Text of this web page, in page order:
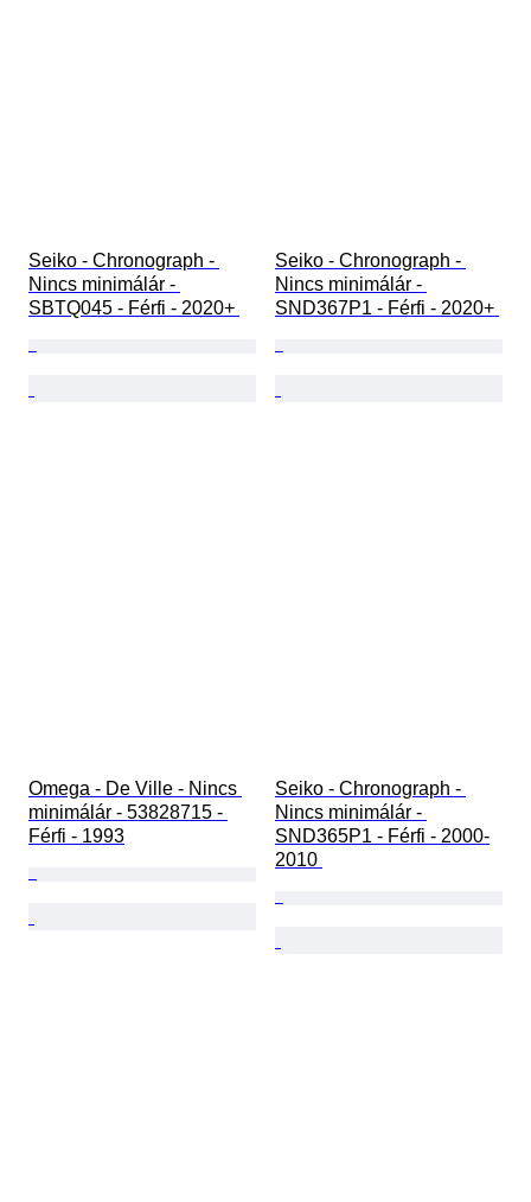
Seiko - Chronograph -
Nincs minimálár -
SBTQ045 - Férfi - 2020+
Seiko - Chronograph -
Nincs minimálár -
SND367P1 - Férfi - 2020+
Omega - De Ville - Nincs
minimálár - 53828715 -
Férfi - 1993
Seiko - Chronograph -
Nincs minimálár -
SND365P1 - Férfi - 2000-
2010